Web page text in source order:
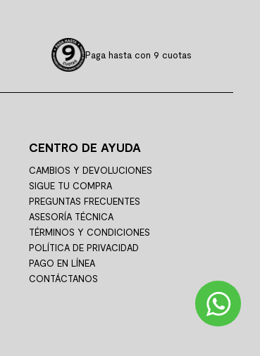
Paga hasta con 9 cuotas
CENTRO DE AYUDA
CAMBIOS Y DEVOLUCIONES
SIGUE TU COMPRA
PREGUNTAS FRECUENTES
ASESORÍA TÉCNICA
TÉRMINOS Y CONDICIONES
POLÍTICA DE PRIVACIDAD
PAGO EN LÍNEA
CONTÁCTANOS